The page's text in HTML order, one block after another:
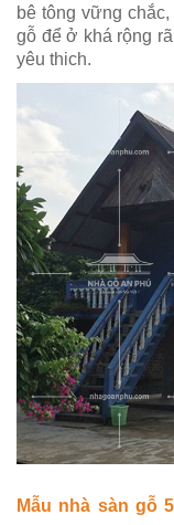
bê tông vững
gỗ để ở khá rộng
yêu thich.
Mẫu nhà sàn gỗ